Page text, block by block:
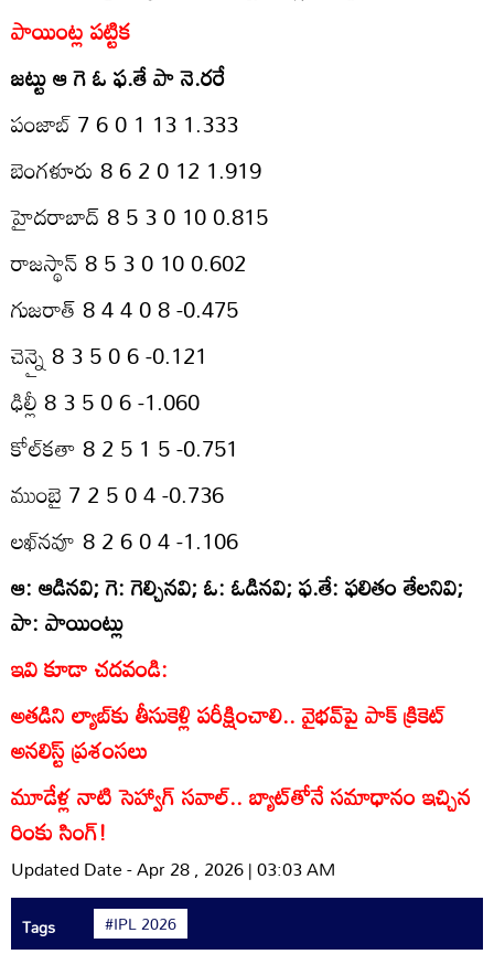
పాయింట్ల పట్టిక
జట్టు ఆ గె ఓ ఫ.తే పా నె.రరే
పంజాబ్‌ 7 6 0 1 13 1.333
బెంగళూరు 8 6 2 0 12 1.919
హైదరాబాద్‌ 8 5 3 0 10 0.815
రాజస్థాన్‌ 8 5 3 0 10 0.602
గుజరాత్‌ 8 4 4 0 8 -0.475
చెన్నై 8 3 5 0 6 -0.121
ఢిల్లీ 8 3 5 0 6 -1.060
కోల్‌కతా 8 2 5 1 5 -0.751
ముంబై 7 2 5 0 4 -0.736
లఖ్‌నవూ 8 2 6 0 4 -1.106
ఆ: ఆడినవి; గె: గెల్చినవి; ఓ: ఓడినవి; ఫ.తే: ఫలితం తేలనివి;
పా: పాయింట్లు
ఇవి కూడా చదవండి:
అతడిని ల్యాబ్‌కు తీసుకెళ్లి పరీక్షించాలి.. వైభవ్‌పై పాక్ క్రికెట్
అనలిస్ట్ ప్రశంసలు
మూడేళ్ల నాటి సెహ్వాగ్‌ సవాల్‌.. బ్యాట్‌తోనే సమాధానం ఇచ్చిన
రింకు సింగ్!
Updated Date - Apr 28 , 2026 | 03:03 AM
Tags #IPL 2026